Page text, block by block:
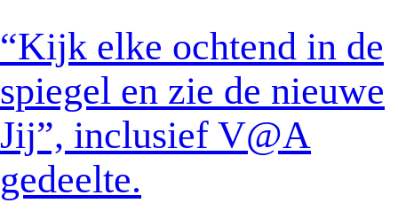
“Kijk elke ochtend in de
spiegel en zie de nieuwe
Jij”, inclusief V@A
gedeelte.